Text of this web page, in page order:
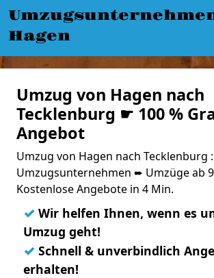
Hagen
Umzug von Hagen nach
Tecklenburg ☛ 100 %
Angebot
Umzug von Hagen nach Tecklenburg
Umzugsunternehmen ➨ Umzüge ab
Kostenlose Angebote in 4 Min.
✓ Wir helfen Ihnen, wenn es
Umzug geht!
✓ Schnell & unverbindlich
erhalten!